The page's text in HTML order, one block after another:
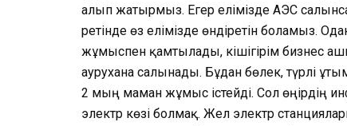
алып жатырмыз. Егер елімізде АЭС
ретінде өз елімізде өндіретін боламыз.
жұмыспен қамтылады, кішігірім бизнес
аурухана салынады. Бұдан бөлек, түрлі
2 мың маман жұмыс істейді. Сол өңірдің
электр көзі болмақ. Жел электр